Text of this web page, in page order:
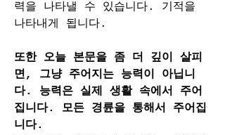
력을 나타낼 수 있습니다. 기적을
나타내게 됩니다.
또한 오늘 본문을 좀 더 깊이 살피
면, 그냥 주어지는 능력이 아닙니
다. 능력은 실제 생활 속에서 주어
집니다. 모든 경륜을 통해서 주어집
니다.